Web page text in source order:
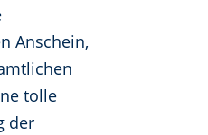
Anschein,
tolle
der